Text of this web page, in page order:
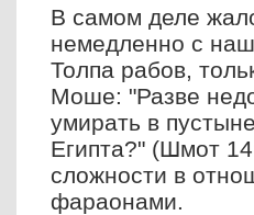
В самом деле
немедленно с
Толпа рабов,
Моше: "Разве
умирать в
Египта?" (Шмот
сложности в
фараонами.